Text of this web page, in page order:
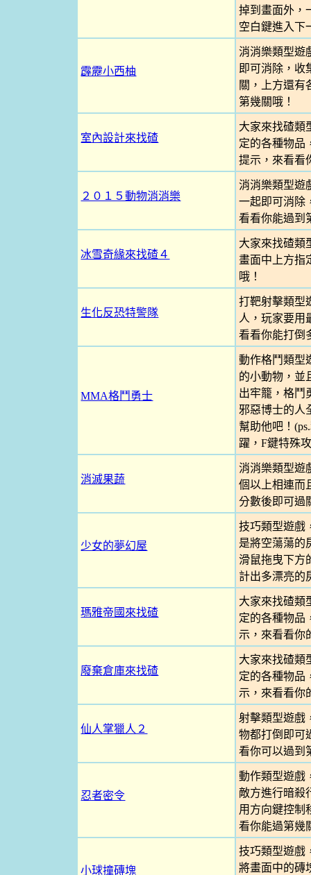
掉到畫面外，
空白鍵進入下
霹靂小西柚
消消樂類型遊
即可消除，收
關，上方還有
第幾關哦！
室內設計來找碴
大家來找碴類
定的各種物品
提示，來看看
２０１５動物消消樂
消消樂類型遊
一起即可消除
看看你能過到
冰雪奇緣來找碴４
大家來找碴類
畫面中上方指
哦！
生化反恐特警隊
打靶射擊類型
人，玩家要用
看看你能打倒
MMA格鬥勇士
動作格鬥類型
的小動物，並
出牢籠，格鬥
邪惡博士的人
幫助他吧！
躍，F鍵特殊
消滅果蔬
消消樂類型遊
個以上相連而
分數後即可過
少女的夢幻屋
技巧類型遊戲
是將空蕩蕩的
滑鼠拖曳下方
計出多漂亮的
瑪雅帝國來找碴
大家來找碴類
定的各種物品
示，來看看你
廢棄倉庫來找碴
大家來找碴類
定的各種物品
示，來看看你
仙人掌獵人２
射擊類型遊戲
物都打倒即可
看你可以過到
忍者密令
動作類型遊戲
敵方進行暗殺
用方向鍵控制
看你能過第幾
小球撞磚塊
技巧類型遊戲
將畫面中的磚